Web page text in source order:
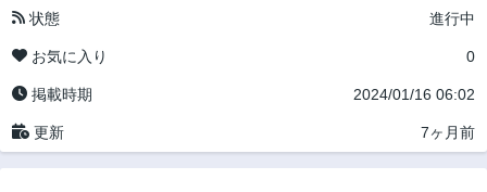
状態 進行中
お気に入り 0
掲載時期 2024/01/16 06:02
更新 7ヶ月前